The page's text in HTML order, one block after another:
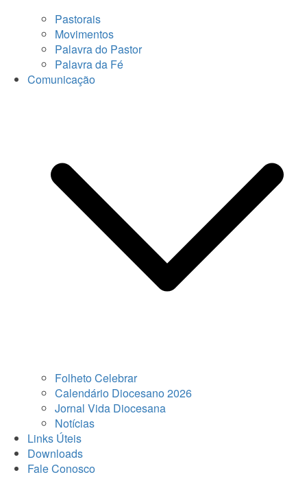
Pastorais
Movimentos
Palavra do Pastor
Palavra da Fé
Comunicação
Folheto Celebrar
Calendário Diocesano 2026
Jornal Vida Diocesana
Notícias
Links Úteis
Downloads
Fale Conosco